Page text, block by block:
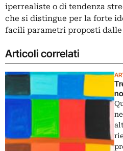
iperrealiste o di tendenza
che si distingue per la forte
facili parametri proposti dalle
Articoli correlati